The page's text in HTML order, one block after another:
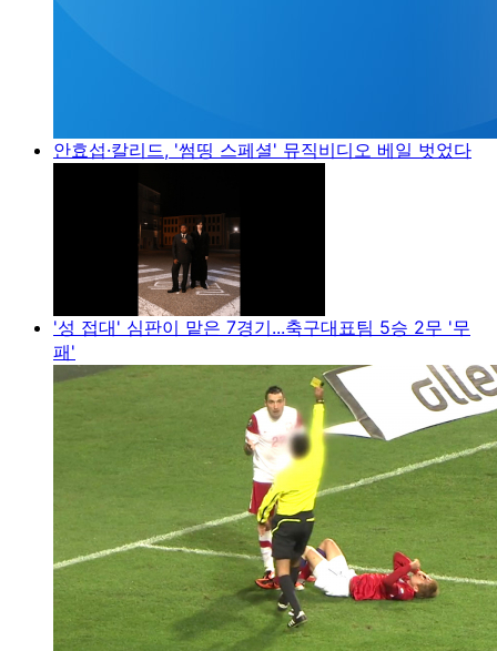
안효섭·칼리드, '썸띵 스페셜' 뮤직비디오 베일 벗었다
'성 접대' 심판이 맡은 7경기...축구대표팀 5승 2무 '무
패'